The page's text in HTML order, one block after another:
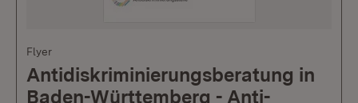
Flyer
Antidiskriminierungsberatung in
Baden-Württemberg - Anti-